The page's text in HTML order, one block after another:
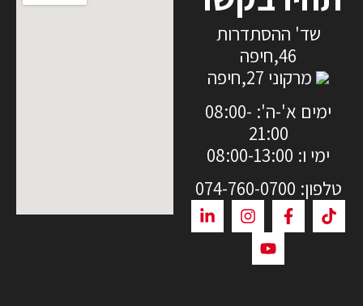
שד' ההסתדרות
46,חיפה
מרקוני 27,חיפה
ימים א'-ה': 08:00-
21:00
ימי ו: 08:00-13:00
טלפון: 074-760-0700